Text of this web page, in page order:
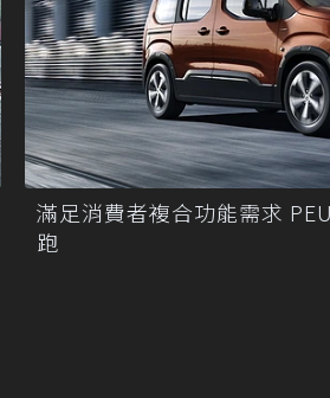
滿足消費者複合功能需求
跑